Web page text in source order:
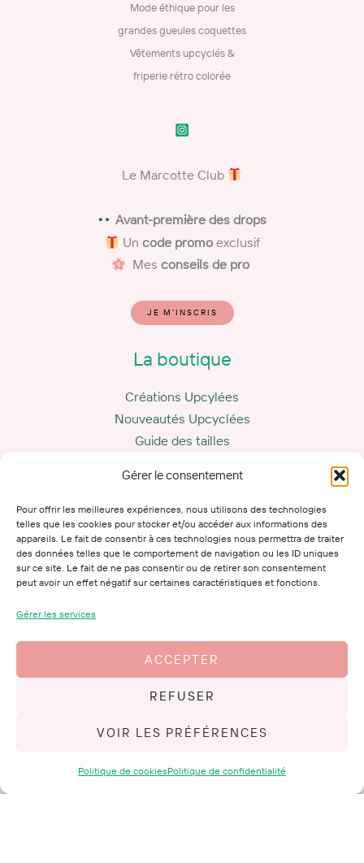
Gérer le consentement
Pour offrir les meilleures expériences, nous utilisons des technologies
telles que les cookies pour stocker et/ou accéder aux informations des
appareils. Le fait de consentir à ces technologies nous permettra de traiter
des données telles que le comportement de navigation ou les ID uniques
sur ce site. Le fait de ne pas consentir ou de retirer son consentement
peut avoir un effet négatif sur certaines caractéristiques et fonctions.
Gérer les services
ACCEPTER
REFUSER
VOIR LES PRÉFÉRENCES
Politique de cookiesPolitique de confidentialité
Mode éthique pour les
grandes gueules coquettes
Vêtements upcyclés &
friperie rétro colorée
Le Marcotte Club
​Avant-première des drops
Un code promoexclusif
Mesconseils de pro
JE M'INSCRIS
La boutique
Créations Upcylées
Nouveautés Upcyclées
Guide des tailles
La marque
Le Marcotte Club
Mes conseils
Mon histoire
Mentions Légales
Confidentialité
Politique de cookies